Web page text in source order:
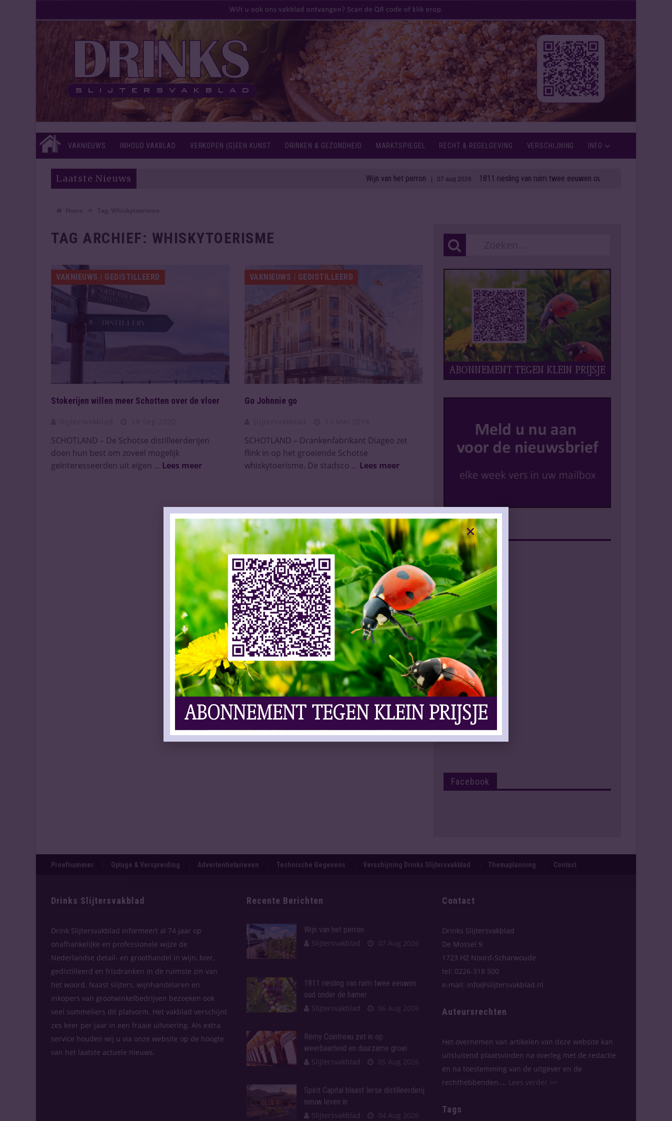
VAKNIEUWS INHOUD VAKBLAD VERKOPEN (G)EEN KUNST DRINKEN & GEZONDHEID MARKTSPIEGEL RECHT & REGELGEVING VERSCHIJNING INFO
Laatste Nieuws Wijn van het perron| 07 aug 2026 1811 riesling van ruim twee eeuwen oud onder de hamer
TAG ARCHIEF: WHISKYTOERISME
VAKNIEUWS | GEDISTILLEERD
Stokerijen willen meer Schotten over de vloer
SCHOTLAND – De Schotse distilleerderijen
doen hun best om zoveel mogelijk
geïnteresseerden uit eigen ... Lees meer
VAKNIEUWS | GEDISTILLEERD
Go Johnnie go
SCHOTLAND – Drankenfabrikant Diageo zet
flink in op het groeiende Schotse
whiskytoerisme. De stadsco ... Lees meer
Instagram
Facebook
Proefnummer Oplage & Verspreiding Advertentietarieven Technische Gegevens Verschijning Drinks Slijtersvakblad Themaplanning Contact
Drinks Slijtersvakblad
Drink Slijtersvakblad informeert al 74 jaar op
onafhankelijke en professionele wijze de
Nederlandse detail- en groothandel in wijn, bier,
gedistilleerd en frisdranken in de ruimste zin van
het woord. Naast slijters, wijnhandelaren en
inkopers van grootwinkelbedrijven bezoeken ook
veel sommeliers dit platvorm. Het vakblad verschijnt
zes keer per jaar in een fraaie uitvoering. Als extra
service houden wij u via onze website op de hoogte
van het laatste actuele nieuws.
Recente Berichten
Wijn van het perron
Slijtersvakblad
07 Aug 2026
1811 riesling van ruim twee eeuwen
oud onder de hamer
Slijtersvakblad
06 Aug 2026
Rémy Cointreau zet in op
weerbaarheid en duurzame groei
Slijtersvakblad
05 Aug 2026
Spirit Capital blaast Ierse distilleerderij
nieuw leven in
Slijtersvakblad
04 Aug 2026
Contact
Drinks Slijtersvakblad
De Mossel 9
1723 HZ Noord-Scharwoude
tel: 0226-318 500
e-mail: info@slijtersvakblad.nl
Auteursrechten
Het overnemen van artikelen van deze website kan
uitsluitend plaatsvinden na overleg met de redactie
en na toestemming van de uitgever en de
rechthebbenden.... Lees verder >>
Tags